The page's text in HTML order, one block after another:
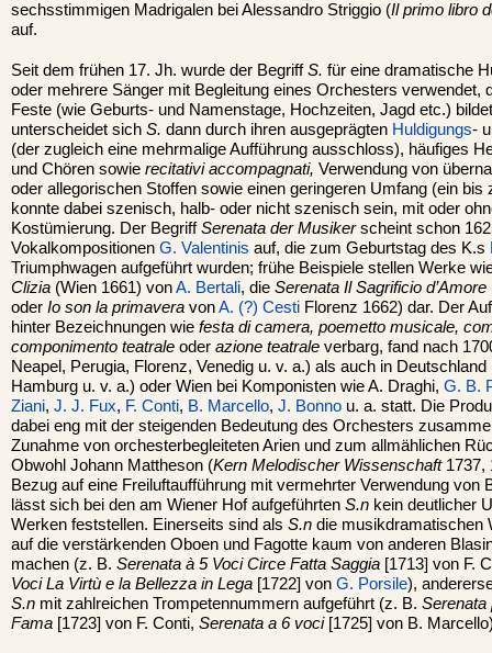
sechsstimmigen Madrigalen bei Alessandro Striggio (Il primo libro
auf.
Seit dem frühen 17. Jh. wurde der BegriffS. für eine dramatische
oder mehrere Sänger mit Begleitung eines Orchesters verwendet,
Feste (wie Geburts- und Namenstage, Hochzeiten, Jagd etc.)
unterscheidet sich S. dann durch ihren ausgeprägten Huldigungs-
(der zugleich eine mehrmalige Aufführung ausschloss), häufiges
und Chören sowie recitativi accompagnati, Verwendung von
oder allegorischen Stoffen sowie einen geringeren Umfang (ein bis
konnte dabei szenisch, halb- oder nicht szenisch sein, mit oder
Kostümierung. Der BegriffSerenata der Musikerscheint schon
Vokalkompositionen G. Valentinis auf, die zum Geburtstag des K.s
Triumphwagen aufgeführt wurden; frühe Beispiele stellen Werke
Clizia (Wien 1661) vonA. Bertali, die Serenata Il Sagrificio d’Amore
oder Io son la primavera vonA. (?) Cesti Florenz 1662) dar. Der
hinter Bezeichnungen wie festa di camera, poemetto musicale,
componimento teatrale oder azione teatrale verbarg, fand nach
Neapel, Perugia, Florenz, Venedig u. v. a.) als auch in
Hamburg u. v. a.) oder Wien bei Komponisten wie A. Draghi, G. B.
Ziani, J. J. Fux, F. Conti, B. Marcello, J. Bonno u. a. statt. Die
dabei eng mit der steigenden Bedeutung des Orchesters
Zunahme von orchesterbegleiteten Arien und zum allmählichen
Obwohl Johann Mattheson (Kern Melodischer Wissenschaft 1737,
Bezug auf eine Freiluftaufführung mit vermehrter Verwendung von
lässt sich bei den am Wiener Hof aufgeführten S.n kein deutlicher
Werken feststellen. Einerseits sind als S.n die musikdramatischen
auf die verstärkenden Oboen und Fagotte kaum von anderen
machen (z. B. Serenata à 5 Voci Circe Fatta Saggia [1713] von F.
Voci La Virtù e la Bellezza in Lega [1722] von G. Porsile),
S.n mit zahlreichen Trompetennummern aufgeführt (z. B. Serenata
Fama [1723] von F. Conti, Serenata a 6 voci [1725] von B.